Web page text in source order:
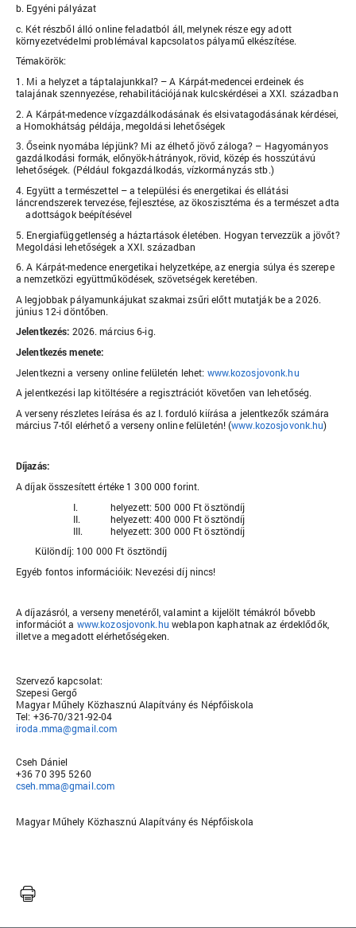
b. Egyéni pályázat
c. Két részből álló online feladatból áll, melynek része egy adott
környezetvédelmi problémával kapcsolatos pályamű elkészítése.
Témakörök:
1. Mi a helyzet a táptalajunkkal? – A Kárpát-medencei erdeinek és
talajának szennyezése, rehabilitációjának kulcskérdései a XXI. században
2. A Kárpát-medence vízgazdálkodásának és elsivatagodásának kérdései,
a Homokhátság példája, megoldási lehetőségek
3. Őseink nyomába lépjünk? Mi az élhető jövő záloga? – Hagyományos
gazdálkodási formák, előnyök-hátrányok, rövid, közép és hosszútávú
lehetőségek. (Például fokgazdálkodás, vízkormányzás stb.)
4. Együtt a természettel – a települési és energetikai és ellátási
láncrendszerek tervezése, fejlesztése, az ökoszisztéma és a természet adta
adottságok beépítésével
5. Energiafüggetlenség a háztartások életében. Hogyan tervezzük a jövőt?
Megoldási lehetőségek a XXI. században
6. A Kárpát-medence energetikai helyzetképe, az energia súlya és szerepe
a nemzetközi együttműködések, szövetségek keretében.
A legjobbak pályamunkájukat szakmai zsűri előtt mutatják be a 2026.
június 12-i döntőben.
Jelentkezés: 2026. március 6-ig.
Jelentkezés menete:
Jelentkezni a verseny online felületén lehet: www.kozosjovonk.hu
A jelentkezési lap kitöltésére a regisztrációt követően van lehetőség.
A verseny részletes leírása és az I. forduló kiírása a jelentkezők számára
március 7-től elérhető a verseny online felületén! (www.kozosjovonk.hu)
Díjazás:
A díjak összesített értéke 1 300 000 forint.
I.
helyezett: 500 000 Ft ösztöndíj
II.
helyezett: 400 000 Ft ösztöndíj
III.
helyezett: 300 000 Ft ösztöndíj
Különdíj: 100 000 Ft ösztöndíj
Egyéb fontos információik: Nevezési díj nincs!
A díjazásról, a verseny menetéről, valamint a kijelölt témákról bővebb
információt a www.kozosjovonk.hu weblapon kaphatnak az érdeklődők,
illetve a megadott elérhetőségeken.
Szervező kapcsolat:
Szepesi Gergő
Magyar Műhely Közhasznú Alapítvány és Népfőiskola
Tel: +36-70/321-92-04
iroda.mma@gmail.com
Cseh Dániel
+36 70 395 5260
cseh.mma@gmail.com
Magyar Műhely Közhasznú Alapítvány és Népfőiskola